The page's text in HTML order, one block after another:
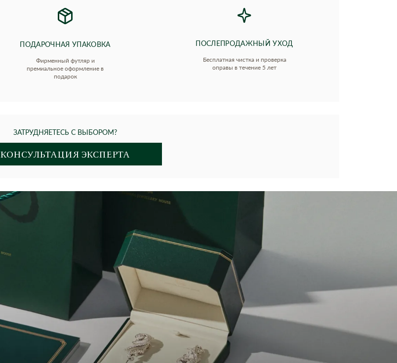
ПОДАРОЧНАЯ УПАКОВКА
Фирменный футляр и
премиальное оформление в
подарок
ПОСЛЕПРОДАЖНЫЙ УХОД
Бесплатная чистка и проверка
оправы в течение 5 лет
ЗАТРУДНЯЕТЕСЬ С ВЫБОРОМ?
КОНСУЛЬТАЦИЯ ЭКСПЕРТА